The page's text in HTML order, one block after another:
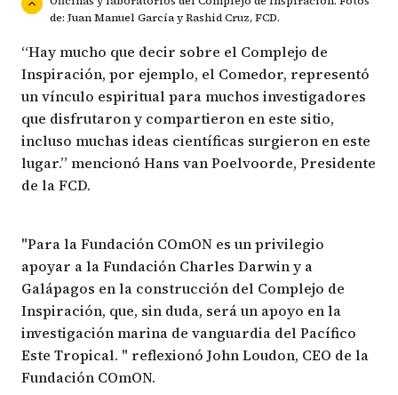
de: Juan Manuel García y Rashid Cruz, FCD.
“Hay mucho que decir sobre el Complejo de
Inspiración, por ejemplo, el Comedor, representó
un vínculo espiritual para muchos investigadores
que disfrutaron y compartieron en este sitio,
incluso muchas ideas científicas surgieron en este
lugar.” mencionó Hans van Poelvoorde, Presidente
de la FCD.
"Para la Fundación COmON es un privilegio
apoyar a la Fundación Charles Darwin y a
Galápagos en la construcción del Complejo de
Inspiración, que, sin duda, será un apoyo en la
investigación marina de vanguardia del Pacífico
Este Tropical. " reflexionó John Loudon, CEO de la
Fundación COmON.